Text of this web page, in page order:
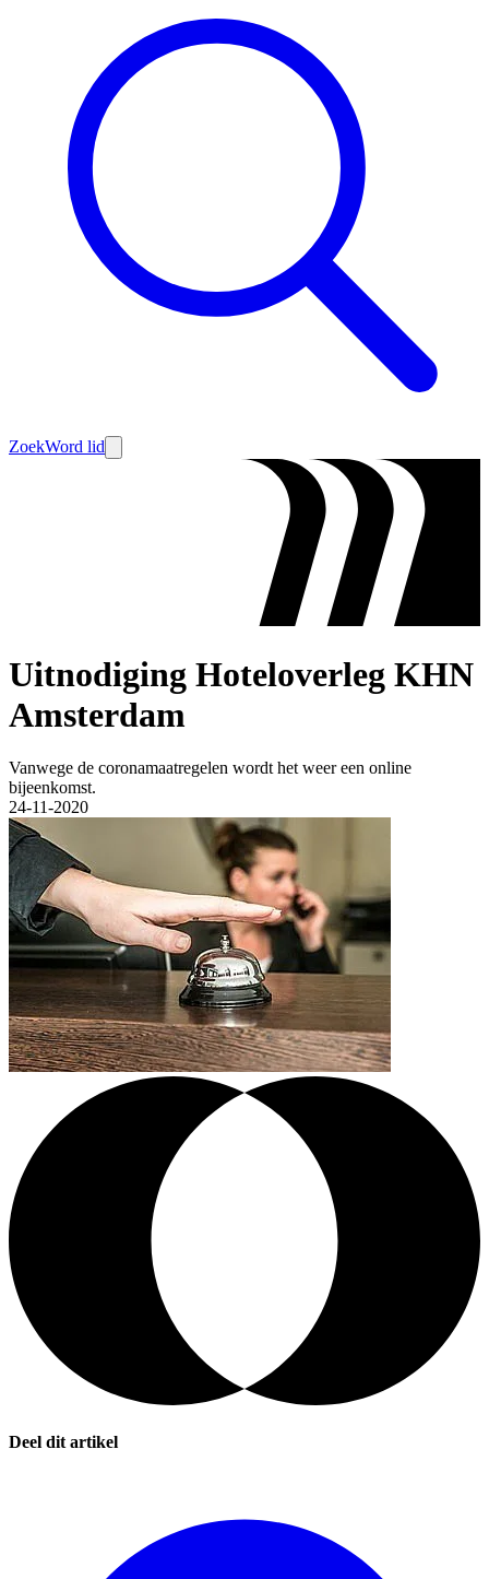
ZoekWord lid
Uitnodiging Hoteloverleg KHN
Amsterdam
Vanwege de coronamaatregelen wordt het weer een online
bijeenkomst.
24-11-2020
Deel dit artikel